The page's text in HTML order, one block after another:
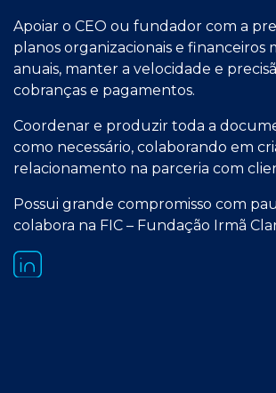
Apoiar o CEO ou fundador com a
planos organizacionais e financeiros
anuais, manter a velocidade e
cobranças e pagamentos.
Coordenar e produzir toda a
como necessário, colaborando em
relacionamento na parceria com
Possui grande compromisso com
colabora na FIC – Fundação Irmã